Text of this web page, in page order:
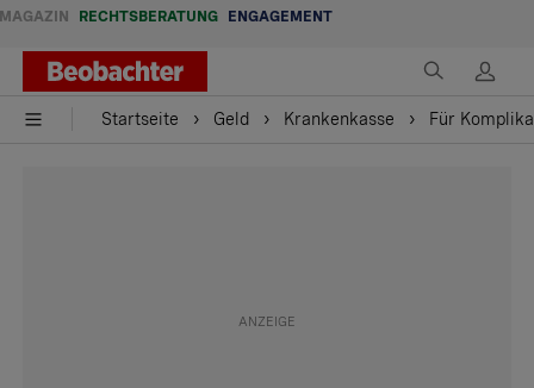
MAGAZIN RECHTSBERATUNG ENGAGEMENT
Startseite Geld Krankenkasse Für